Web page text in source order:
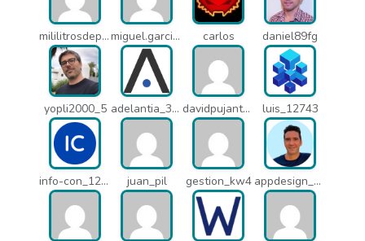
mililitrosdeperfume_lao miguel.garcia_l25 carlos daniel89fg
yopli2000_5 adelantia_311 davidpujantelopez_mrf luis_12743
info-con_12812 juan_pil gestion_kw4 appdesign_pbe